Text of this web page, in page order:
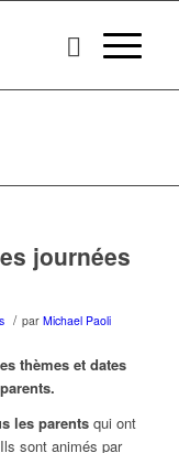
journées
/ par Michael Paoli
thèmes et dates
les parentsqui ont
sont animés par